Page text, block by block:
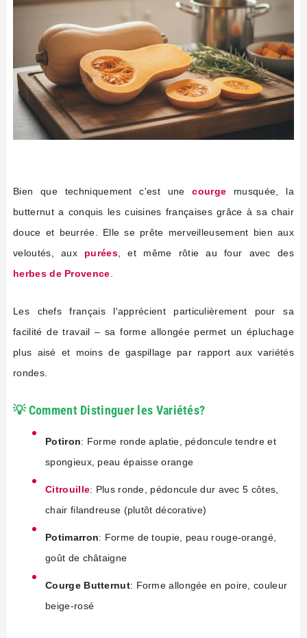
Bien que techniquement c'est unecourge musquée, la
butternut a conquis les cuisines françaises grâce à sa chair
douce et beurrée. Elle se prête merveilleusement bien aux
veloutés, aux purées, et même rôtie au four avec des
herbes de Provence
Les chefs français l'apprécient particulièrement pour sa
facilité de travail – sa forme allongée permet un épluchage
plus aisé et moins de gaspillage par rapport aux variétés
rondes.
💡 Comment Distinguer les Variétés?
Potiron: Forme ronde aplatie, pédoncule tendre et
spongieux, peau épaisse orange
Citrouille: Plus ronde, pédoncule dur avec 5 côtes,
chair filandreuse (plutôt décorative)
Potimarron: Forme de toupie, peau rouge-orangé,
goût de châtaigne
Courge Butternut: Forme allongée en poire, couleur
beige-rosé